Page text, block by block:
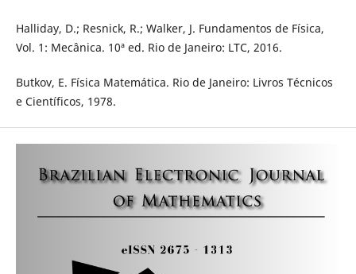
Halliday, D.; Resnick, R.; Walker, J. Fundamentos de Física,
Vol. 1: Mecânica. 10ª ed. Rio de Janeiro: LTC, 2016.
Butkov, E. Física Matemática. Rio de Janeiro: Livros Técnicos
e Científicos, 1978.